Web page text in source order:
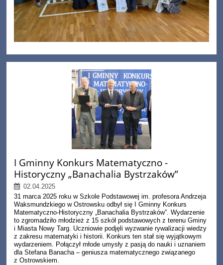
I Gminny Konkurs Matematyczno -
Historyczny „Banachalia Bystrzaków”
02.04.2025
31 marca 2025 roku w Szkole Podstawowej im. profesora Andrzeja
Waksmundzkiego w Ostrowsku odbył się I Gminny Konkurs
Matematyczno-Historyczny „Banachalia Bystrzaków”. Wydarzenie
to zgromadziło młodzież z 15 szkół podstawowych z terenu Gminy
i Miasta Nowy Targ. Uczniowie podjęli wyzwanie rywalizacji wiedzy
z zakresu matematyki i historii. Konkurs ten stał się wyjątkowym
wydarzeniem. Połączył młode umysły z pasją do nauki i uznaniem
dla Stefana Banacha – geniusza matematycznego związanego
z Ostrowskiem.